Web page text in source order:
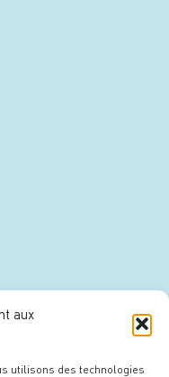
aux
utilisons des technologies